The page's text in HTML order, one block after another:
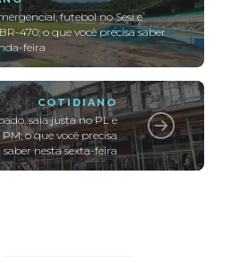
futebol no Sesi e
470; o que você precisa saber
feira
COTIDIANO
saia justa no PL e
o que você precisa
saber nesta sexta-feira